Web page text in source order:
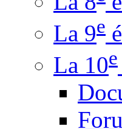
La 9e
La 10e